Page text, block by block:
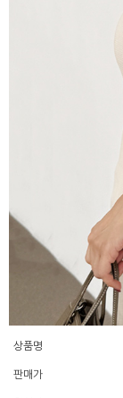
상품명
판매가